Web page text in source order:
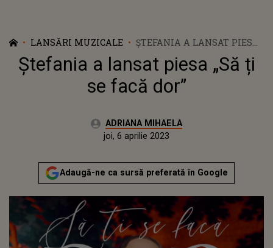
LANSĂRI MUZICALE
ȘTEFANIA A LANSAT PIESA
„SĂ ȚI SE FACĂ DOR”
Ștefania a lansat piesa „Să ți
se facă dor”
Autor:ADRIANA MIHAELA
Actualizat:
joi, 6 aprilie 2023
Adaugă-ne ca sursă preferată în Google